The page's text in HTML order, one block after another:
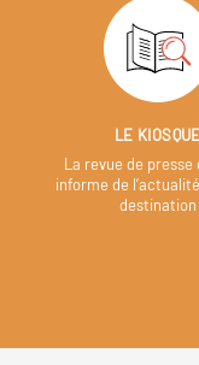
LE
La revue de presse
informe de
destination